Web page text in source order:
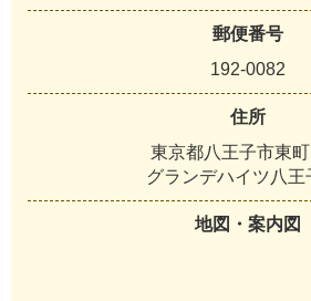
郵便番号
192-0082
住所
東京都八王子市東
グランデハイツ八王
地図・案内図